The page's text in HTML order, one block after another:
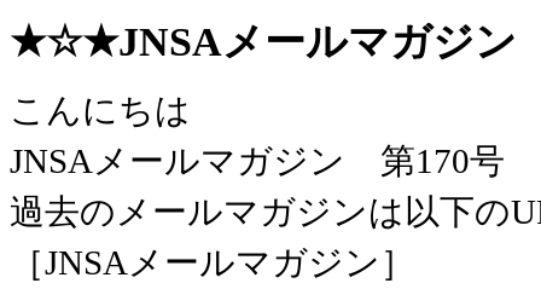
★☆★JNSAメールマガジ
こんにちは
JNSAメールマガジン 第170号
過去のメールマガジンは以下の
［JNSAメールマガジン］